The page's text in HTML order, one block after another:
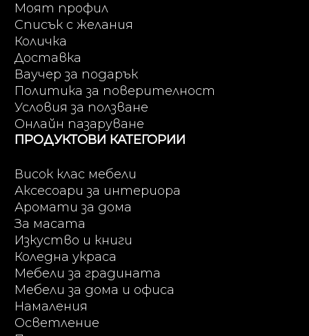
Моят профил
Списък с желания
Количка
Доставка
Ваучер за подарък
Политика за поверителност
Условия за ползване
Онлайн пазаруване
ПРОДУКТОВИ КАТЕГОРИИ
Висок клас мебели
Аксесоари за интериора
Аромати за дома
За масата
Изкуство и книги
Коледна украса
Мебели за градината
Мебели за дома и офиса
Намаления
Осветление